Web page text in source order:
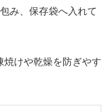
み、保存袋へ入れて
焼けや乾燥を防ぎやす